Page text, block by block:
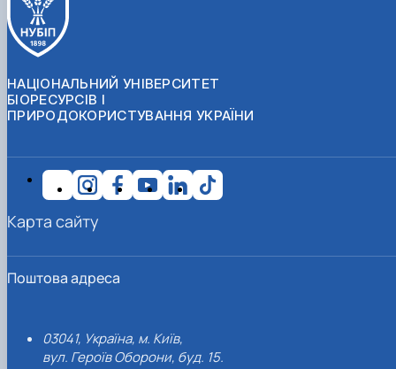
НАЦІОНАЛЬНИЙ УНІВЕРСИТЕТ
БІОРЕСУРСІВ І
ПРИРОДОКОРИСТУВАННЯ УКРАЇНИ
Поштова адреса
03041, Україна, м. Київ,
вул. Героїв Оборони, буд. 15.
Карта сайту